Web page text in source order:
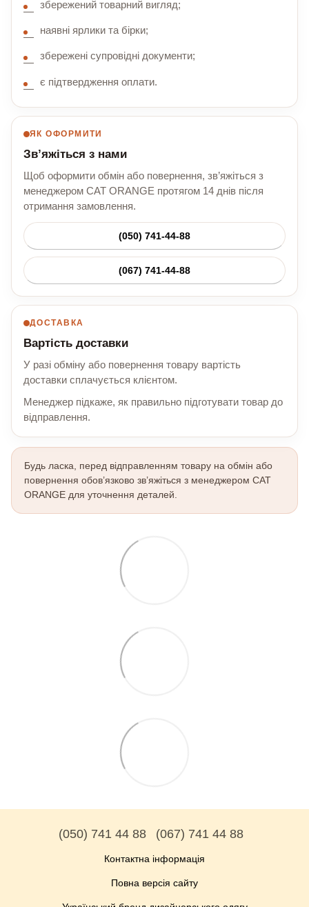
збережений товарний вигляд;
наявні ярлики та бірки;
збережені супровідні документи;
є підтвердження оплати.
ЯК ОФОРМИТИ
Зв’яжіться з нами
Щоб оформити обмін або повернення, зв’яжіться з
менеджером CAT ORANGE протягом 14 днів після
отримання замовлення.
(050) 741-44-88
(067) 741-44-88
ДОСТАВКА
Вартість доставки
У разі обміну або повернення товару вартість
доставки сплачується клієнтом.
Менеджер підкаже, як правильно підготувати товар до
відправлення.
Будь ласка, перед відправленням товару на обмін або
повернення обов’язково зв’яжіться з менеджером CAT
ORANGE для уточнення деталей.
(050) 741 44 88 (067) 741 44 88
Контактна інформація
Повна версія сайту